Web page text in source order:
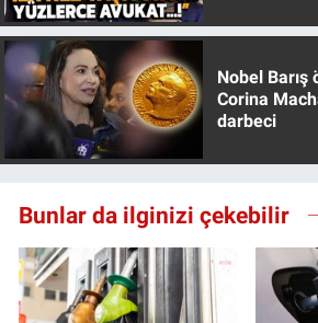
Nobel
Corina
darbeci
Bunlar da ilginizi çekebilir
Koronavirüs
Kültür Sanat
Ne demişti
Programlar